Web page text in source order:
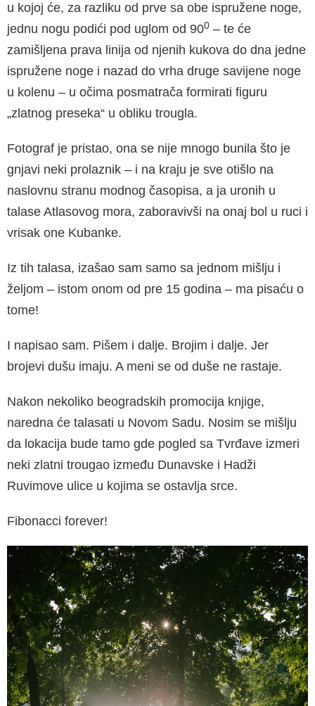
u kojoj će, za razliku od prve sa obe ispružene noge,
jednu nogu podići pod uglom od 900 – te će
zamišljena prava linija od njenih kukova do dna jedne
ispružene noge i nazad do vrha druge savijene noge
u kolenu – u očima posmatrača formirati figuru
„zlatnog preseka“ u obliku trougla.
Fotograf je pristao, ona se nije mnogo bunila što je
gnjavi neki prolaznik – i na kraju je sve otišlo na
naslovnu stranu modnog časopisa, a ja uronih u
talase Atlasovog mora, zaboravivši na onaj bol u ruci i
vrisak one Kubanke.
Iz tih talasa, izašao sam samo sa jednom mišlju i
željom – istom onom od pre 15 godina – ma pisaću o
tome!
I napisao sam. Pišem i dalje. Brojim i dalje. Jer
brojevi dušu imaju. A meni se od duše ne rastaje.
Nakon nekoliko beogradskih promocija knjige,
naredna će talasati u Novom Sadu. Nosim se mišlju
da lokacija bude tamo gde pogled sa Tvrđave izmeri
neki zlatni trougao između Dunavske i Hadži
Ruvimove ulice u kojima se ostavlja srce.
Fibonacci forever!